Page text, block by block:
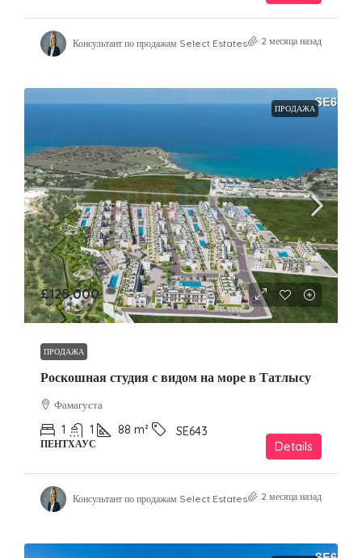
Консультант по продажам Select Estates 2 месяца назад
ПРОДАЖА
£125,000
ПРОДАЖА
Роскошная студия с видом на море в Татлысу
Фамагуста
1 1 88 m² SE643
ПЕНТХАУС Details
Консультант по продажам Select Estates 2 месяца назад